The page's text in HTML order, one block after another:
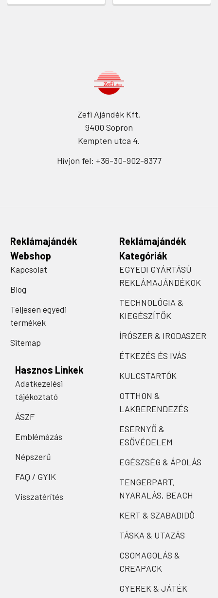
Zefi Ajándék Kft.
9400 Sopron
Kempten utca 4.
Hívjon fel: +36-30-902-8377
Reklámajándék
Webshop
Kapcsolat
Blog
Teljesen egyedi
termékek
Sitemap
Hasznos Linkek
Adatkezelési
tájékoztató
ÁSZF
Emblémázás
Népszerű
FAQ / GYIK
Visszatérítés
Reklámajándék
Kategóriák
EGYEDI GYÁRTÁSÚ
REKLÁMAJÁNDÉKOK
TECHNOLÓGIA &
KIEGÉSZÍTŐK
ÍRÓSZER & IRODASZER
ÉTKEZÉS ÉS IVÁS
KULCSTARTÓK
OTTHON &
LAKBERENDEZÉS
ESERNYŐ &
ESŐVÉDELEM
EGÉSZSÉG & ÁPOLÁS
TENGERPART,
NYARALÁS, BEACH
KERT & SZABADIDŐ
TÁSKA & UTAZÁS
CSOMAGOLÁS &
CREAPACK
GYEREK & JÁTÉK